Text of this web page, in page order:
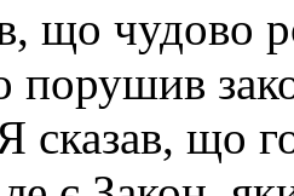
що чудово
сказав, що